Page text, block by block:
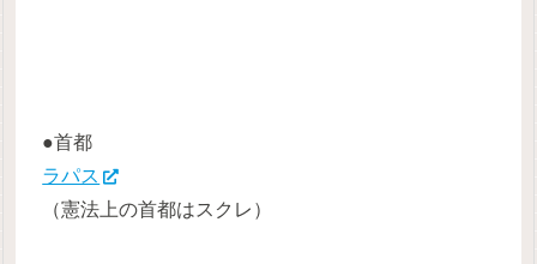
●首都
ラパス
（憲法上の首都はスクレ）